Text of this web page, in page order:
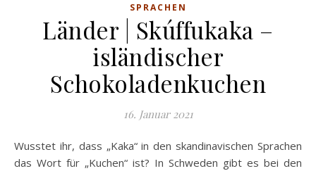
SPRACHEN
Länder | Skúffukaka –
isländischer
Schokoladenkuchen
16. Januar 2021
Wusstet ihr, dass „Kaka“ in den skandinavischen Sprachen
das Wort für „Kuchen“ ist? In Schweden gibt es bei den